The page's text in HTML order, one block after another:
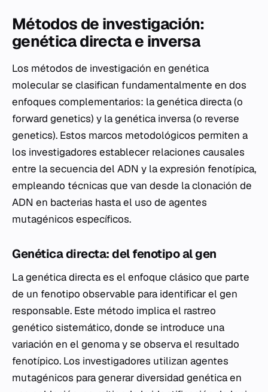
Métodos de investigación:
genética directa e inversa
Los métodos de investigación en genética
molecular se clasifican fundamentalmente en dos
enfoques complementarios: la genética directa (o
forward genetics) y la genética inversa (o reverse
genetics). Estos marcos metodológicos permiten a
los investigadores establecer relaciones causales
entre la secuencia del ADN y la expresión fenotípica,
empleando técnicas que van desde la clonación de
ADN en bacterias hasta el uso de agentes
mutagénicos específicos.
Genética directa: del fenotipo al gen
La genética directa es el enfoque clásico que parte
de un fenotipo observable para identificar el gen
responsable. Este método implica el rastreo
genético sistemático, donde se introduce una
variación en el genoma y se observa el resultado
fenotípico. Los investigadores utilizan agentes
mutagénicos para generar diversidad genética en